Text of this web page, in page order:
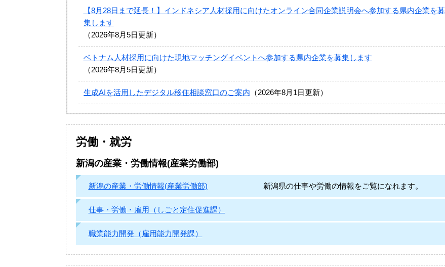
2026年8月5日更新
【8月28日まで延長！】インドネシア人材採用に向けたオンライン合同企業説明会へ参加する県内企業を募
集します
2026年8月5日更新
ベトナム人材採用に向けた現地マッチングイベントへ参加する県内企業を募集します
2026年8月1日更新
生成AIを活用したデジタル移住相談窓口のご案内
労働・就労
新潟の産業・労働情報(産業労働部)
新潟の産業・労働情報(産業労働部) 新潟県の仕事や労働の情報をご覧になれます。
仕事・労働・雇用（しごと定住促進課）
職業能力開発（雇用能力開発課）